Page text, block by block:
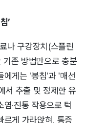
’
나 구강장치(스플린
존 방법만으로 충분
에게는 '봉침'과 '매선
서 추출 및 정제한 유
·진통 작용으로 턱
르게 가라앉혀, 통증